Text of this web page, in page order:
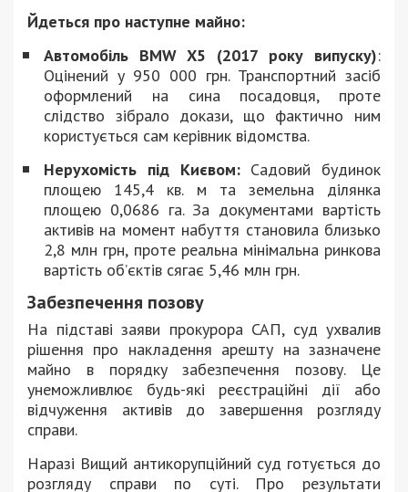
Йдеться про наступне майно:
Автомобіль BMW X5 (2017 року випуску):
Оцінений у 950 000 грн. Транспортний засіб
оформлений на сина посадовця, проте
слідство зібрало докази, що фактично ним
користується сам керівник відомства.
Нерухомість під Києвом:Садовий будинок
площею 145,4 кв. м та земельна ділянка
площею 0,0686 га. За документами вартість
активів на момент набуття становила близько
2,8 млн грн, проте реальна мінімальна ринкова
вартість об’єктів сягає 5,46 млн грн.
Забезпечення позову
На підставі заяви прокурора САП, суд ухвалив
рішення про накладення арешту на зазначене
майно в порядку забезпечення позову. Це
унеможливлює будь-які реєстраційні дії або
відчуження активів до завершення розгляду
справи.
Наразі Вищий антикорупційний суд готується до
розгляду справи по суті. Про результати